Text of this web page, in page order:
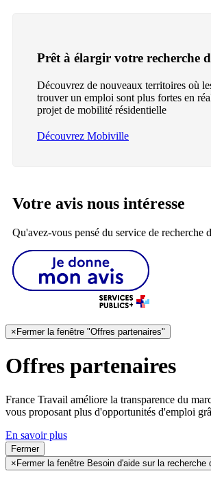
Prêt à élargir votre recherche
Découvrez de nouveaux territoires où
trouver un emploi sont plus fortes en
projet de mobilité résidentielle
Découvrez Mobiville
Votre avis nous intéresse
Qu'avez-vous pensé du service de recherche
× Fermer la fenêtre "Offres partenaires"
Offres partenaires
France Travail améliore la transparence du
vous proposant plus d'opportunités d'emploi
En savoir plus
Fermer
× Fermer la fenêtre Besoin d'aide sur la recherche